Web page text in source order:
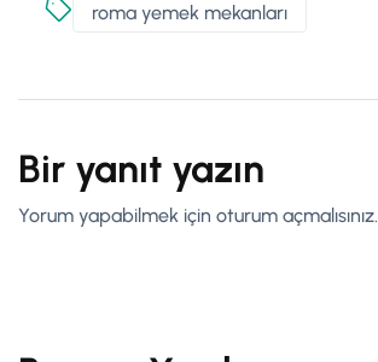
roma yemek mekanları
Bir yanıt yazın
Yorum yapabilmek için oturum açmalısınız.